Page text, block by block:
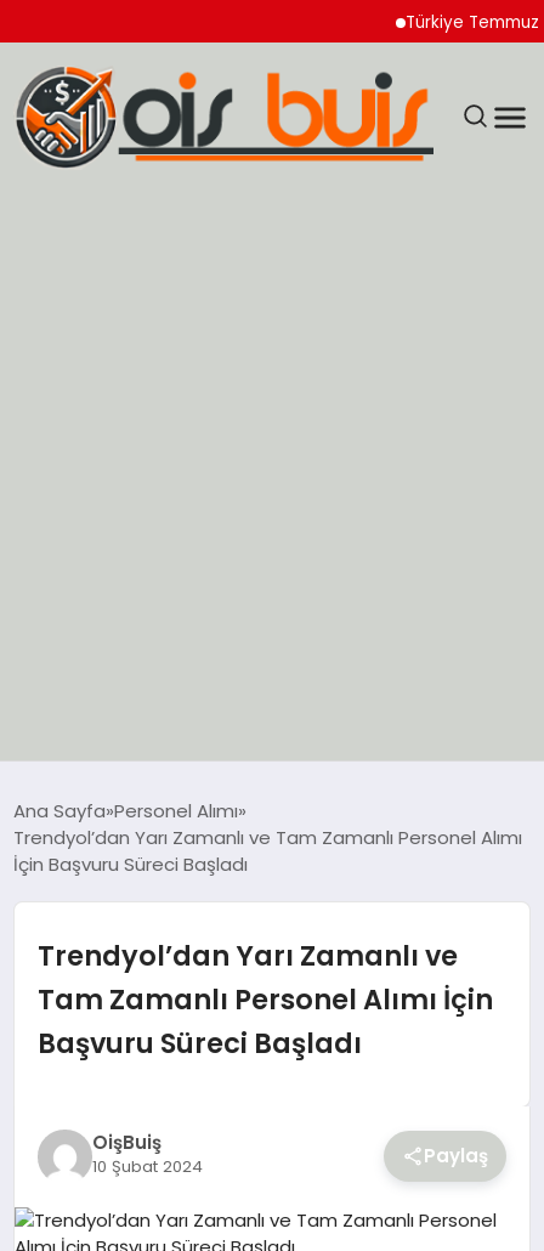
Türkiye Temmuz Ayı
EKONOMİ
SPOR
Ana Sayfa Personel Alımı
Trendyol’dan Yarı Zamanlı ve Tam Zamanlı Personel Alımı
İçin Başvuru Süreci Başladı
Trendyol’dan Yarı Zamanlı ve
Tam Zamanlı Personel Alımı İçin
Başvuru Süreci Başladı
OişBuiş
10 Şubat 2024 Paylaş